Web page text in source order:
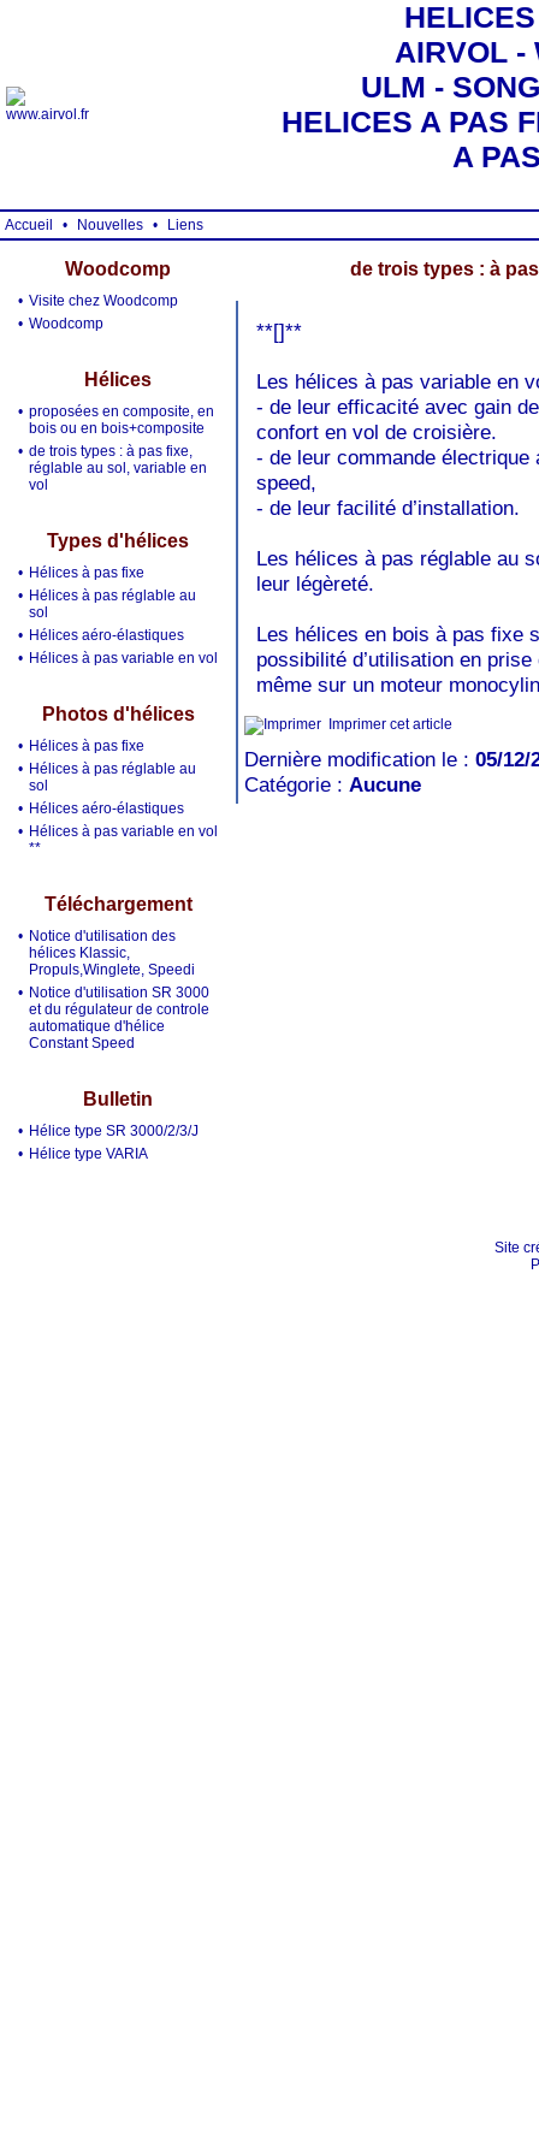
AIRVOL -
ULM -
HELICES A PAS
A
Accueil • Nouvelles • Liens
Woodcomp
• Visite chez Woodcomp
• Woodcomp
Hélices
• proposées en composite, en
bois ou en bois+composite
• de trois types : à pas fixe,
réglable au sol, variable en
vol
Types d'hélices
• Hélices à pas fixe
• Hélices à pas réglable au
sol
• Hélices aéro-élastiques
• Hélices à pas variable en vol
Photos d'hélices
• Hélices à pas fixe
• Hélices à pas réglable au
sol
• Hélices aéro-élastiques
• Hélices à pas variable en vol
**
Téléchargement
• Notice d'utilisation des
hélices Klassic,
Propuls,Winglete, Speedi
• Notice d'utilisation SR 3000
et du régulateur de controle
automatique d'hélice
Constant Speed
Bulletin
• Hélice type SR 3000/2/3/J
• Hélice type VARIA
de trois types : à
**[]**
Les hélices à pas variable en
- de leur efficacité avec gain
confort en vol de croisière.
- de leur commande électrique
speed,
- de leur facilité d’installation.
Les hélices à pas réglable au
leur légèreté.
Les hélices en bois à pas fixe
possibilité d’utilisation en
même sur un moteur
Imprimer cet article
Dernière modification le : 05/12/
Catégorie : Aucune
Site